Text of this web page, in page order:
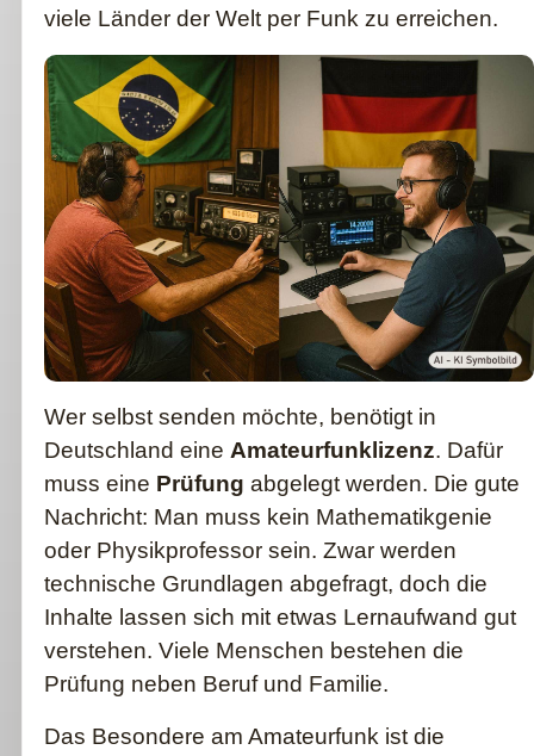
viele Länder der Welt per Funk zu erreichen.
Wer selbst senden möchte, benötigt in
Deutschland eine Amateurfunklizenz. Dafür
muss eine Prüfung abgelegt werden. Die gute
Nachricht: Man muss kein Mathematikgenie
oder Physikprofessor sein. Zwar werden
technische Grundlagen abgefragt, doch die
Inhalte lassen sich mit etwas Lernaufwand gut
verstehen. Viele Menschen bestehen die
Prüfung neben Beruf und Familie.
Das Besondere am Amateurfunk ist die